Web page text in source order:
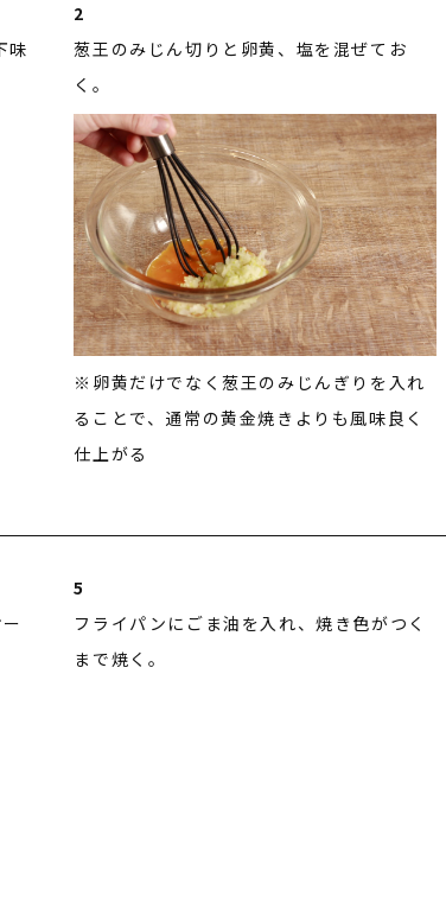
味
2
葱王のみじん切りと卵黄、塩を混ぜてお
く。
※卵黄だけでなく葱王のみじんぎりを入れ
ることで、通常の黄金焼きよりも風味良く
仕上がる
5
フライパンにごま油を入れ、焼き色がつく
まで焼く。